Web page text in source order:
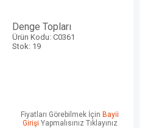
Denge Topları
Ürün Kodu: C0361
Stok: 19
Fiyatları Görebilmek İçin Bayii
Girişi Yapmalısınız Tıklayınız